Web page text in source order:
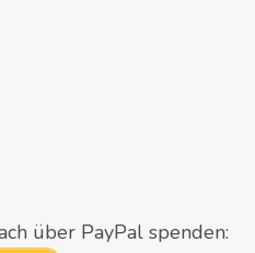
über PayPal spenden: